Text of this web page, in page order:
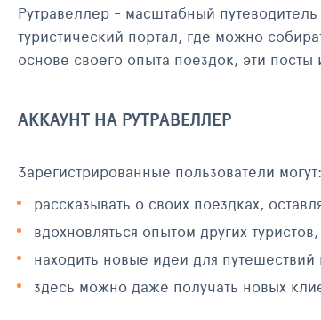
Рутравеллер - масштабный
туристический портал, где можно
основе своего опыта поездок, эти
АККАУНТ НА РУТРАВЕЛЛЕР
Зарегистрированные пользователи могут:
рассказывать о своих поездках,
вдохновляться опытом других туристов,
находить новые идеи для путешествий
здесь можно даже получать новых